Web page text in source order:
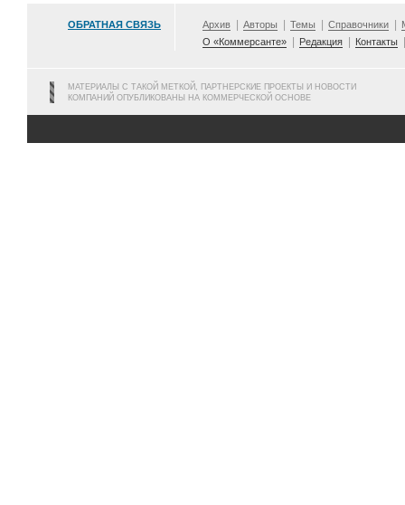
ОБРАТНАЯ СВЯЗЬ Архив Авторы Темы Справочники
О «Коммерсанте»
Редакция Контакты
МАТЕРИАЛЫ С ТАКОЙ МЕТКОЙ, ПАРТНЕРСКИЕ ПРОЕКТЫ И НОВОСТИ
КОМПАНИЙ ОПУБЛИКОВАНЫ НА КОММЕРЧЕСКОЙ ОСНОВЕ